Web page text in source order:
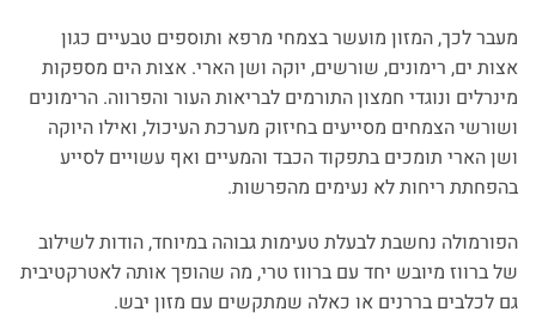
מעבר לכך, המזון מועשר בצמחי מרפא ותוספים טבעיים כגון
אצות ים, רימונים, שורשים, יוקה ושן הארי. אצות הים מספקות
מינרלים ונוגדי חמצון התורמים לבריאות העור והפרווה. הרימונים
ושורשי הצמחים מסייעים בחיזוק מערכת העיכול, ואילו היוקה
ושן הארי תומכים בתפקוד הכבד והמעיים ואף עשויים לסייע
בהפחתת ריחות לא נעימים מהפרשות.
הפורמולה נחשבת לבעלת טעימות גבוהה במיוחד, הודות לשילוב
של ברווז מיובש יחד עם ברווז טרי, מה שהופך אותה לאטרקטיבית
גם לכלבים בררנים או כאלה שמתקשים עם מזון יבש.